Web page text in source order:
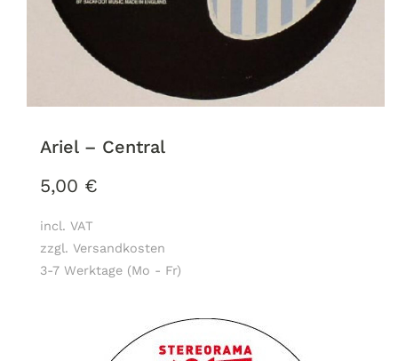
Ariel ‎– Central
5,00 €
incl. VAT
zzgl. Versandkosten
3-7 Werktage (Mo - Fr)